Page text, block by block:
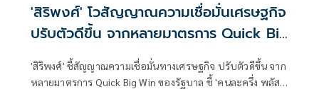
'สิริพงศ์' โวสัญญาณความเชื่อมั่นเศรษฐกิจ
ปรับตัวดีขึ้น จากหลายมาตรการ Quick Big
'สิริพงศ์' ชี้สัญญาณความเชื่อมั่นทางเศรษฐกิจ ปรับตัวดีขึ้น จาก
หลายมาตรการ Quick Big Win ของรัฐบาล ชี้ 'คนละครึ่ง พลัส'